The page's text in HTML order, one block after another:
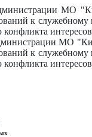
МО
к
МО
к